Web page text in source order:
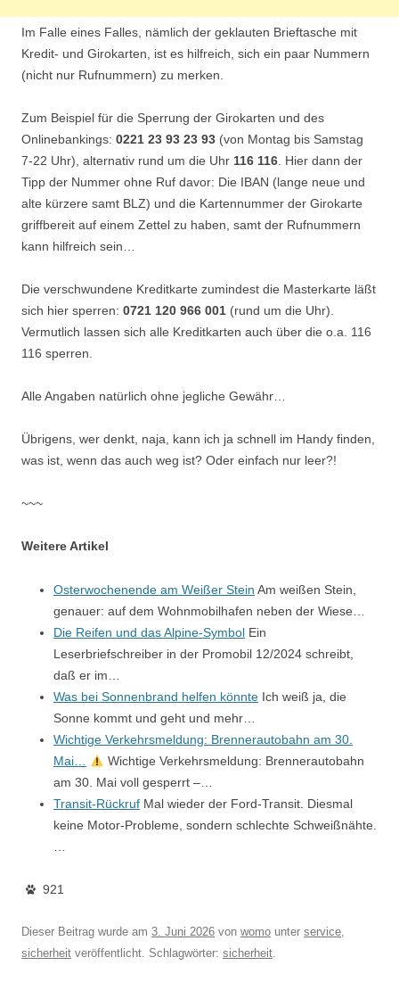
Im Falle eines Falles, nämlich der geklauten Brieftasche mit
Kredit- und Girokarten, ist es hilfreich, sich ein paar Nummern
(nicht nur Rufnummern) zu merken.
Zum Beispiel für die Sperrung der Girokarten und des
Onlinebankings: 0221 23 93 23 93 (von Montag bis Samstag
7-22 Uhr), alternativ rund um die Uhr 116 116. Hier dann der
Tipp der Nummer ohne Ruf davor: Die IBAN (lange neue und
alte kürzere samt BLZ) und die Kartennummer der Girokarte
griffbereit auf einem Zettel zu haben, samt der Rufnummern
kann hilfreich sein…
Die verschwundene Kreditkarte zumindest die Masterkarte läßt
sich hier sperren: 0721 120 966 001 (rund um die Uhr).
Vermutlich lassen sich alle Kreditkarten auch über die o.a. 116
116 sperren.
Alle Angaben natürlich ohne jegliche Gewähr…
Übrigens, wer denkt, naja, kann ich ja schnell im Handy finden,
was ist, wenn das auch weg ist? Oder einfach nur leer?!
~~~
Weitere Artikel
Osterwochenende am Weißer Stein Am weißen Stein,
genauer: auf dem Wohnmobilhafen neben der Wiese…
Die Reifen und das Alpine-Symbol Ein
Leserbriefschreiber in der Promobil 12/2024 schreibt,
daß er im…
Was bei Sonnenbrand helfen könnte Ich weiß ja, die
Sonne kommt und geht und mehr…
Wichtige Verkehrsmeldung: Brennerautobahn am 30.
Mai…
Wichtige Verkehrsmeldung: Brennerautobahn
am 30. Mai voll gesperrt –…
Transit-Rückruf Mal wieder der Ford-Transit. Diesmal
keine Motor-Probleme, sondern schlechte Schweißnähte.
…
921
Dieser Beitrag wurde am 3. Juni 2026 von womo unter service,
sicherheit veröffentlicht. Schlagwörter: sicherheit.